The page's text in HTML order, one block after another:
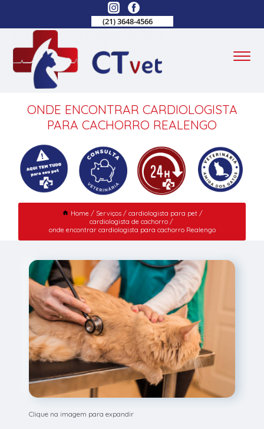
(21) 3648-4566
ONDE ENCONTRAR CARDIOLOGISTA
PARA CACHORRO REALENGO
Home Serviços
cardiologista para pet
cardiologista de cachorro
onde encontrar cardiologista para cachorro Realengo
Clique na imagem para expandir